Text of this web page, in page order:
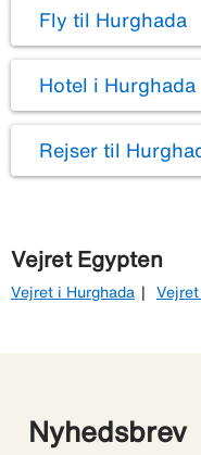
Fly til Hurghada
Hotel i Hurghada
Rejser til
Vejret Egypten
Vejret i Hurghada
Nyhedsbrev